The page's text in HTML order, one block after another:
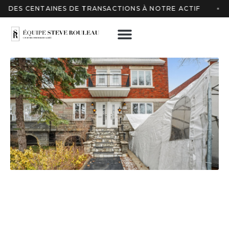
CENTAINES DE TRANSACTIONS À NOTRE ACTIF